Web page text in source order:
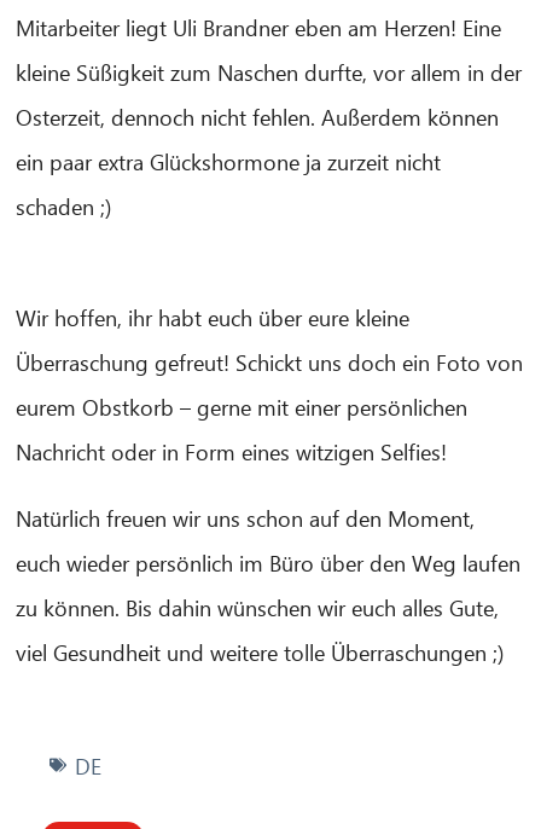
Mitarbeiter liegt Uli Brandner eben am Herzen! Eine
kleine Süßigkeit zum Naschen durfte, vor allem in der
Osterzeit, dennoch nicht fehlen. Außerdem können
ein paar extra Glückshormone ja zurzeit nicht
schaden ;)
Wir hoffen, ihr habt euch über eure kleine
Überraschung gefreut! Schickt uns doch ein Foto von
eurem Obstkorb – gerne mit einer persönlichen
Nachricht oder in Form eines witzigen Selfies!
Natürlich freuen wir uns schon auf den Moment,
euch wieder persönlich im Büro über den Weg laufen
zu können. Bis dahin wünschen wir euch alles Gute,
viel Gesundheit und weitere tolle Überraschungen ;)
DE